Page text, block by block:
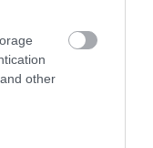
other